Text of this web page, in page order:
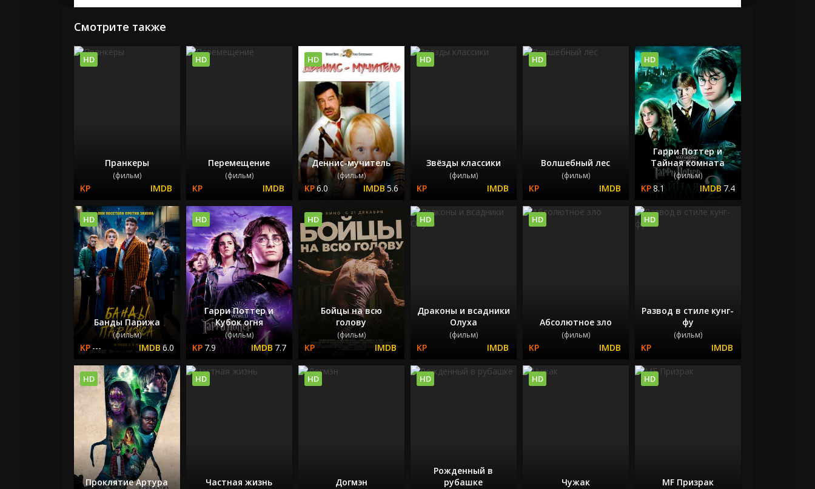
Смотрите также
Пранкеры
(фильм)
HD
Перемещение
(фильм)
HD
Деннис-мучитель
(фильм)
6.0 5.6
HD
Звёзды классики
(фильм)
HD
Волшебный лес
(фильм)
HD
Гарри Поттер и
Тайная комната
(фильм)
8.1 7.4
HD
Банды Парижа
(фильм)
--- 6.0
HD
Гарри Поттер и
Кубок огня
(фильм)
7.9 7.7
HD
Бойцы на всю
голову
(фильм)
HD
Драконы и всадники
Олуха
(фильм)
HD
Абсолютное зло
(фильм)
HD
Развод в стиле кунг-
фу
(фильм)
HD
Проклятие Артура
HD
Частная жизнь
HD
Догмэн
HD
Рожденный в
рубашке
HD
Чужак
HD
MF Призрак
HD